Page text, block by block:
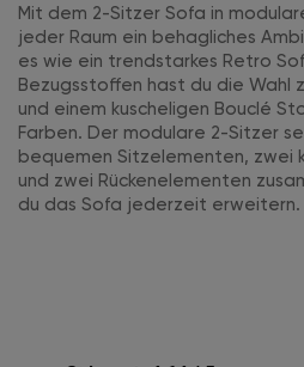
Mit dem 2-Sitzer Sofa in
jeder Raum ein behagliches
es wie ein trendstarkes Retro
Bezugsstoffen hast du die Wahl
und einem kuscheligen Bouclé
Farben. Der modulare 2-Sitzer
bequemen Sitzelementen, zwei
und zwei Rückenelementen
du das Sofa jederzeit erweitern.